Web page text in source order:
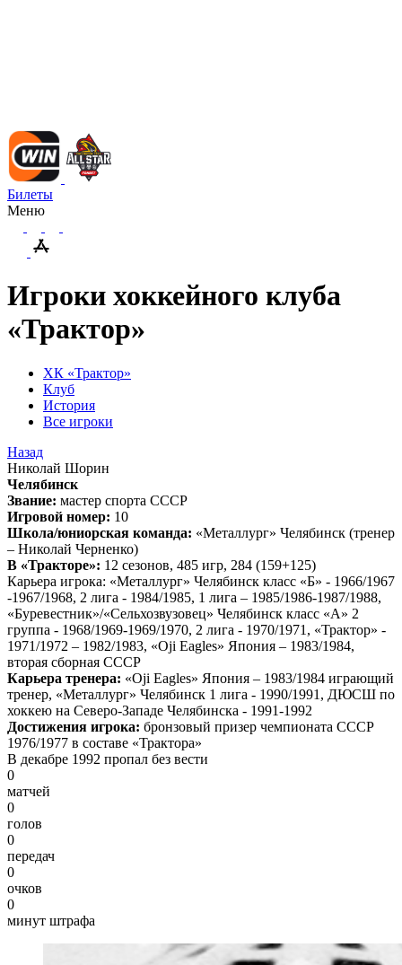
Билеты
Меню
Игроки хоккейного клуба
«Трактор»
ХК «Трактор»
Клуб
История
Все игроки
Назад
Николай Шорин
Челябинск
Звание: мастер спорта СССР
Игровой номер: 10
Школа/юниорская команда: «Металлург» Челябинск (тренер
– Николай Черненко)
В «Тракторе»: 12 сезонов, 485 игр, 284 (159+125)
Карьера игрока: «Металлург» Челябинск класс «Б» - 1966/1967
-1967/1968, 2 лига - 1984/1985, 1 лига – 1985/1986-1987/1988,
«Буревестник»/«Сельхозвузовец» Челябинск класс «А» 2
группа - 1968/1969-1969/1970, 2 лига - 1970/1971, «Трактор» -
1971/1972 – 1982/1983, «Oji Eagles» Япония – 1983/1984,
вторая сборная СССР
Карьера тренера: «Oji Eagles» Япония – 1983/1984 играющий
тренер, «Металлург» Челябинск 1 лига - 1990/1991, ДЮСШ по
хоккею на Северо-Западе Челябинска - 1991-1992
Достижения игрока: бронзовый призер чемпионата СССР
1976/1977 в составе «Трактора»
В декабре 1992 пропал без вести
0
матчей
0
голов
0
передач
0
очков
0
минут штрафа